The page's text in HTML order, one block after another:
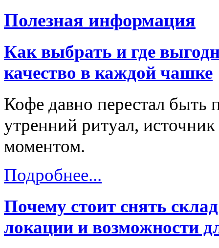
Полезная информация
Как выбрать и где
качество в каждой чашке
Кофе давно перестал
утренний ритуал,
моментом.
Подробнее...
Почему стоит снять
локации и возможности